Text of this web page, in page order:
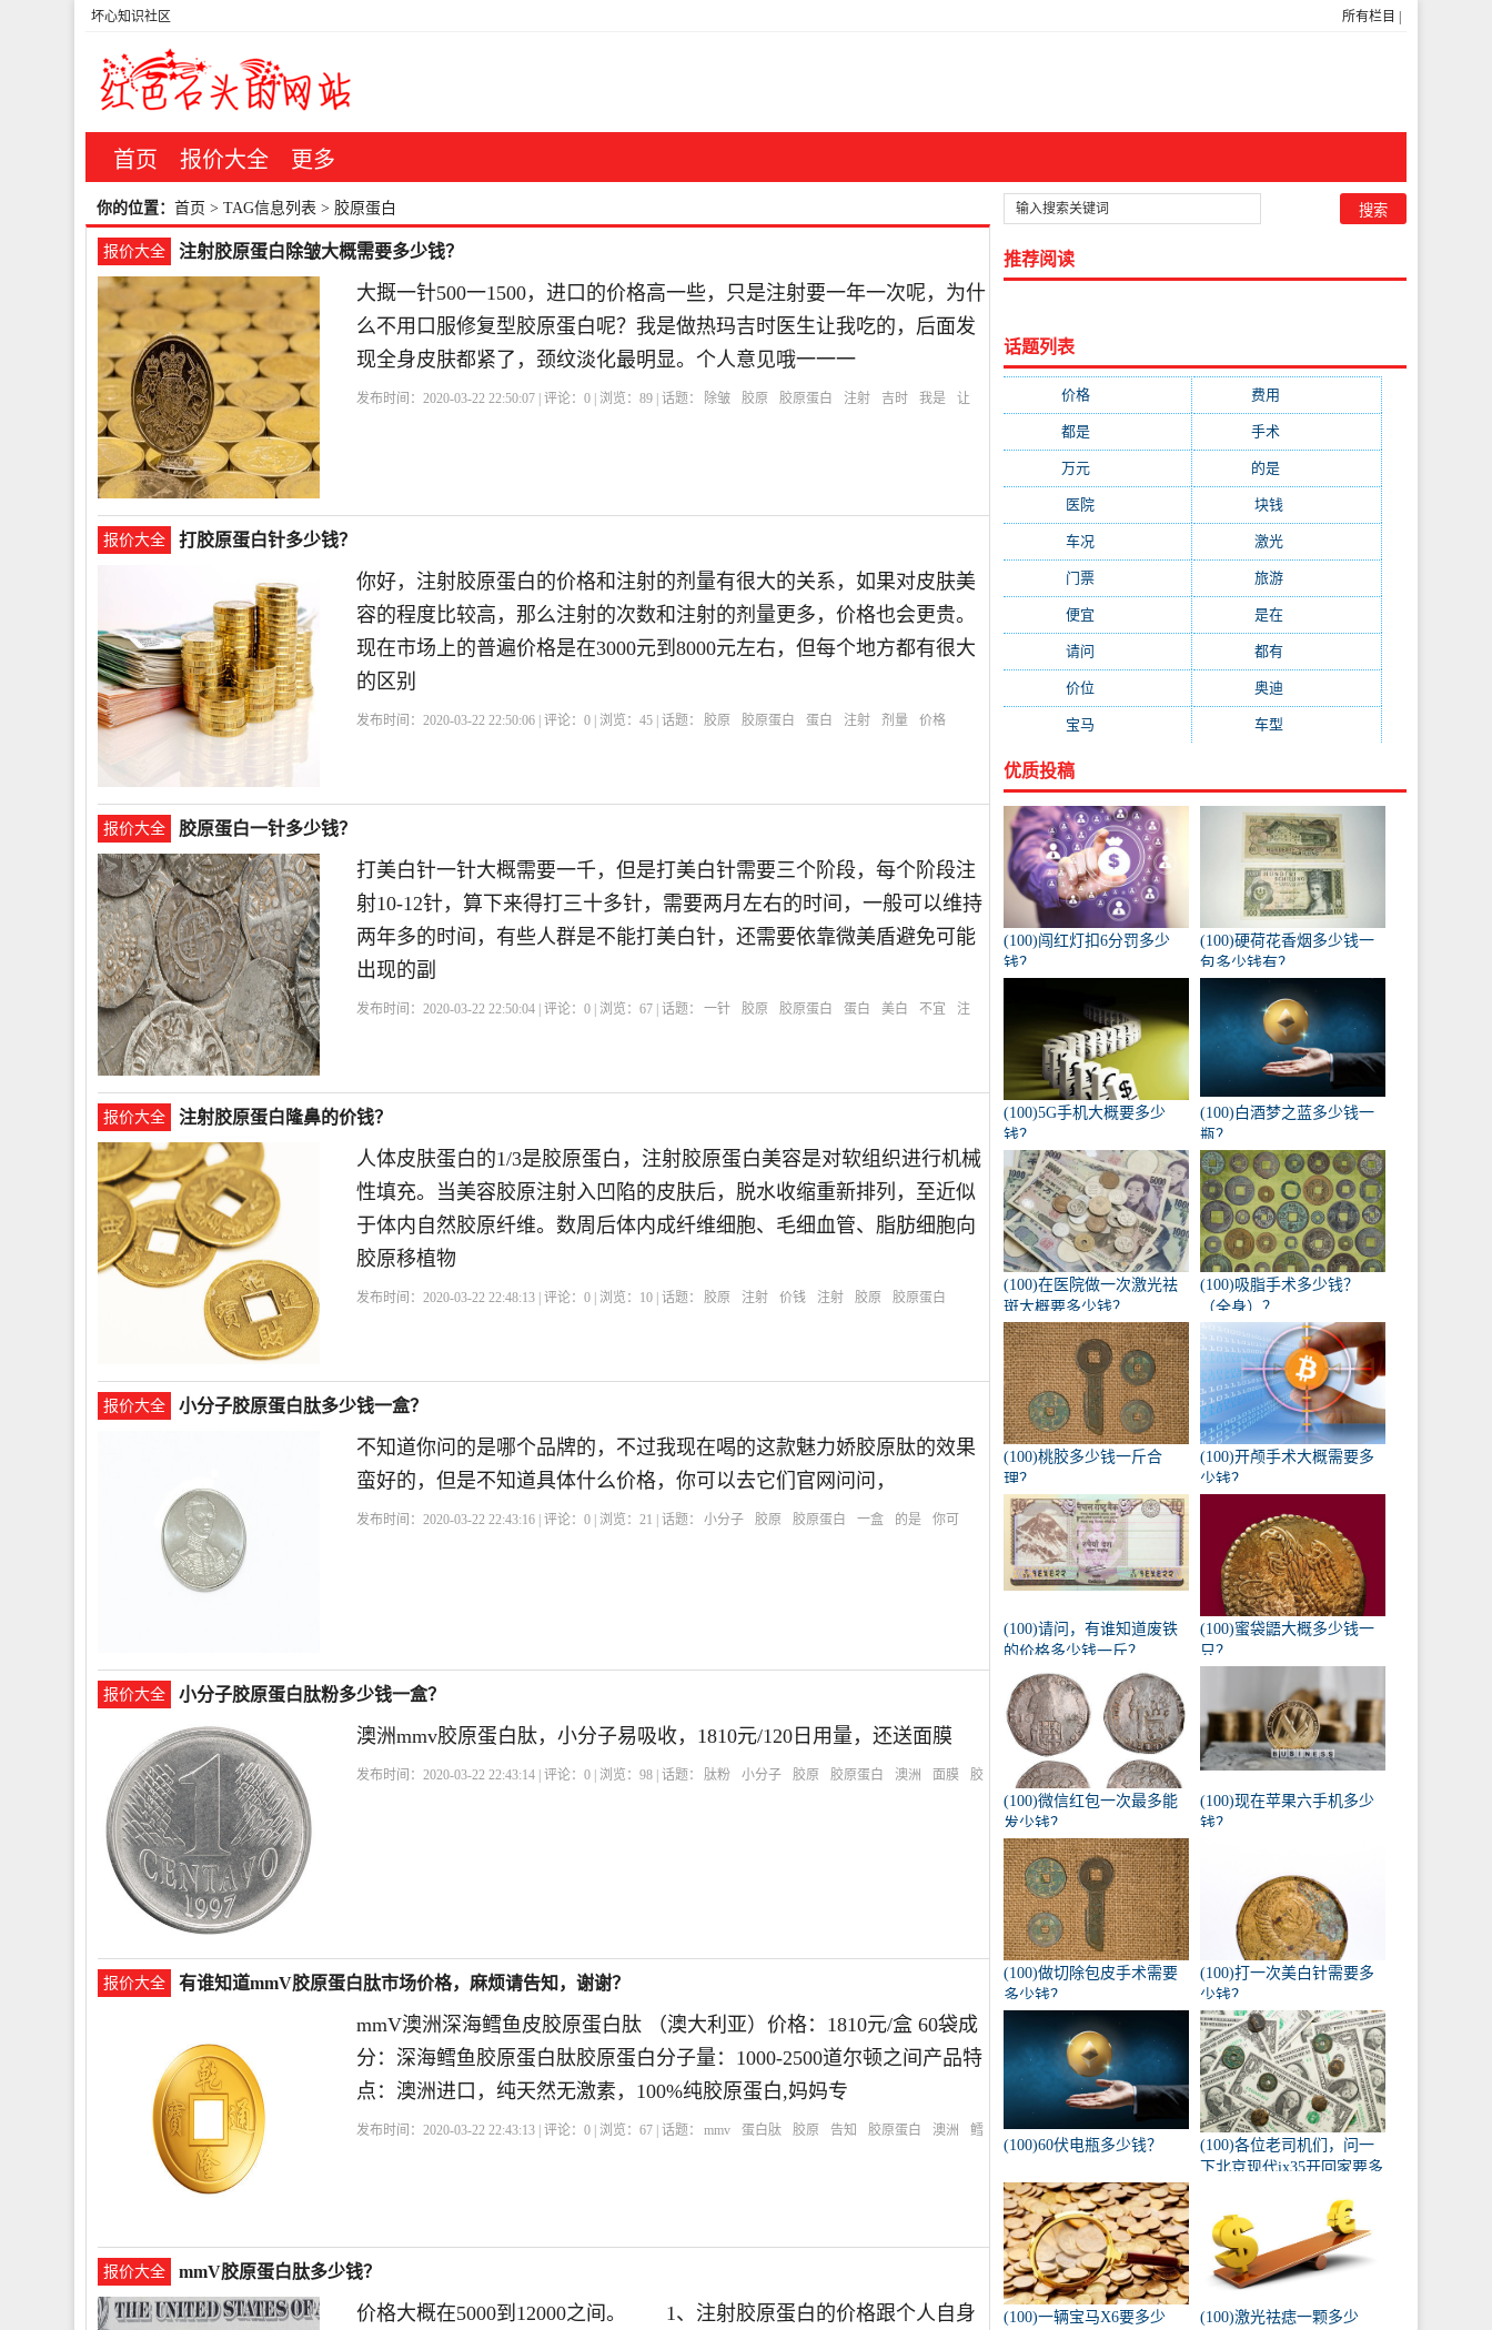
所有栏目
坏心知识社区
首页 报价大全 更多
你的位置： 首页 > TAG信息列表 > 胶原蛋白
报价大全 注射胶原蛋白除皱大概需要多少钱？
大摡一针500一1500，进口的价格高一些，只是注射要一年一次呢，为什
么不用口服修复型胶原蛋白呢？我是做热玛吉时医生让我吃的，后面发
现全身皮肤都紧了，颈纹淡化最明显。个人意见哦一一一
发布时间：2020-03-22 22:50:07 | 评论：0 | 浏览：89 | 话题： 除皱 胶原 胶原蛋白 注射 吉时 我是
让
报价大全 打胶原蛋白针多少钱？
你好，注射胶原蛋白的价格和注射的剂量有很大的关系，如果对皮肤美
容的程度比较高，那么注射的次数和注射的剂量更多，价格也会更贵。
现在市场上的普遍价格是在3000元到8000元左右，但每个地方都有很大
的区别
发布时间：2020-03-22 22:50:06 | 评论：0 | 浏览：45 | 话题： 胶原 胶原蛋白 蛋白 注射 剂量 价格
报价大全 胶原蛋白一针多少钱？
打美白针一针大概需要一千，但是打美白针需要三个阶段，每个阶段注
射10-12针，算下来得打三十多针，需要两月左右的时间，一般可以维持
两年多的时间，有些人群是不能打美白针，还需要依靠微美盾避免可能
出现的副
发布时间：2020-03-22 22:50:04 | 评论：0 | 浏览：67 | 话题： 一针 胶原 胶原蛋白 蛋白 美白 不宜
注
报价大全 注射胶原蛋白隆鼻的价钱？
人体皮肤蛋白的1/3是胶原蛋白，注射胶原蛋白美容是对软组织进行机械
性填充。当美容胶原注射入凹陷的皮肤后，脱水收缩重新排列，至近似
于体内自然胶原纤维。数周后体内成纤维细胞、毛细血管、脂肪细胞向
胶原移植物
发布时间：2020-03-22 22:48:13 | 评论：0 | 浏览： 10 | 话题： 胶原 注射 价钱 注射 胶原 胶原蛋白
报价大全 小分子胶原蛋白肽多少钱一盒？
不知道你问的是哪个品牌的，不过我现在喝的这款魅力娇胶原肽的效果
蛮好的，但是不知道具体什么价格，你可以去它们官网问问，
发布时间：2020-03-22 22:43:16 | 评论：0 | 浏览：21 | 话题： 小分子 胶原 胶原蛋白 一盒 的是
你可
报价大全 小分子胶原蛋白肽粉多少钱一盒？
澳洲mmv胶原蛋白肽，小分子易吸收，1810元/120日用量，还送面膜
发布时间：2020-03-22 22:43:14 | 评论：0 | 浏览：98 | 话题： 肽粉 小分子 胶原 胶原蛋白 澳洲 面膜
胶
报价大全 有谁知道mmV胶原蛋白肽市场价格，麻烦请告知，谢谢？
mmV澳洲深海鳕鱼皮胶原蛋白肽 （澳大利亚）价格：1810元/盒 60袋成
分：深海鳕鱼胶原蛋白肽胶原蛋白分子量：1000-2500道尔顿之间产品特
点：澳洲进口，纯天然无激素，100%纯胶原蛋白,妈妈专
发布时间：2020-03-22 22:43:13 | 评论：0 | 浏览：67 | 话题： mmv 蛋白肽 胶原 告知 胶原蛋白 澳洲
鳕
报价大全 mmV胶原蛋白肽多少钱？
价格大概在5000到12000之间。 1、注射胶原蛋白的价格跟个人自身
推荐阅读
话题列表
价格 费用
都是 手术(1536)
万元 的是(1059)
医院(647) 块钱
车况(582) 激光
门票(564) 旅游
便宜 是在
请问 都有
价位 奥迪
宝马 车型
优质投稿
(100)闯红灯扣6分罚多少
钱？
(100)硬荷花香烟多少钱一
包多少钱有？
(100)5G手机大概要多少
钱？
(100)白酒梦之蓝多少钱一
瓶？
(100)在医院做一次激光祛
斑大概要多少钱？
(100)吸脂手术多少钱？
（全身）？
(100)桃胶多少钱一斤合
理？
(100)开颅手术大概需要多
少钱？
(100)请问，有谁知道废铁
的价格多少钱一斤？
(100)蜜袋鼯大概多少钱一
只？
(100)微信红包一次最多能
发少钱？
(100)现在苹果六手机多少
钱？
(100)做切除包皮手术需要
多少钱？
(100)打一次美白针需要多
少钱？
(100)60伏电瓶多少钱？
(100)各位老司机们，问一
下北京现代ix35开回家要多
(100)一辆宝马X6要多少
(100)激光祛痣一颗多少